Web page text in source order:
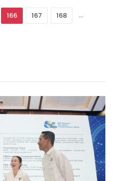
166 167 168
…